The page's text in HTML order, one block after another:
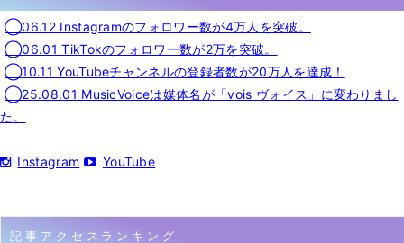
◯06.12 Instagramのフォロワー数が4万人を突破。
◯06.01 TikTokのフォロワー数が2万を突破。
◯10.11 YouTubeチャンネルの登録者数が20万人を達成！
◯25.08.01 MusicVoiceは媒体名が「vois ヴォイス」に変わりまし
た。
Instagram YouTube
記事アクセスランキング